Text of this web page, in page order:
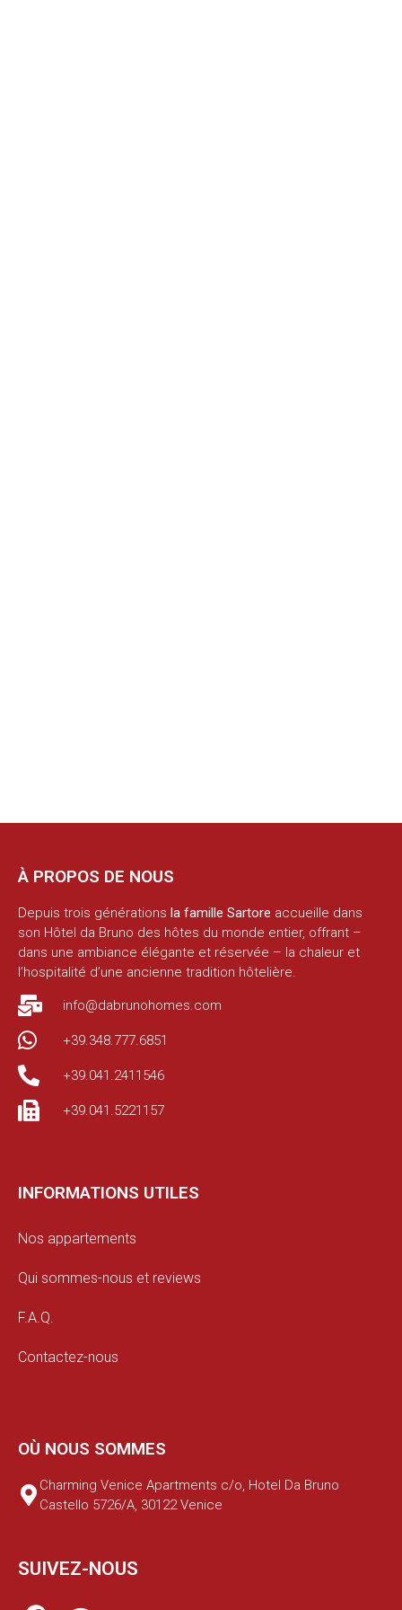
À PROPOS DE NOUS
Depuis trois générations la famille Sartore accueille dans
son Hôtel da Bruno des hôtes du monde entier, offrant –
dans une ambiance élégante et réservée – la chaleur et
l’hospitalité d’une ancienne tradition hôtelière.
info@dabrunohomes.com
+39.348.777.6851
+39.041.2411546
+39.041.5221157
INFORMATIONS UTILES
Nos appartements
Qui sommes-nous et reviews
F.A.Q.
Contactez-nous
OÙ NOUS SOMMES
Charming Venice Apartments c/o, Hotel Da Bruno
Castello 5726/A, 30122 Venice
SUIVEZ-NOUS